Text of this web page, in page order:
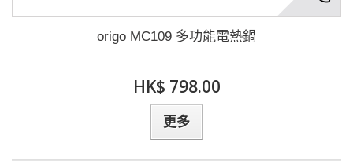
origo MC109 多功能電熱鍋
HK$ 798.00
更多